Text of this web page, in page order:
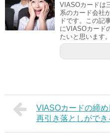
VIASOカードは
系のカード会社
ドです。この記
にVIASOカード
たいと思います。
VIASOカードの締
再引き落としができ